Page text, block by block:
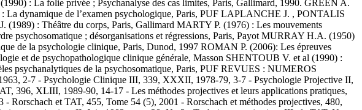
: La folie privée ; Psychanalyse des cas limites, Paris, Gallimard, 1990. GREEN A.
dynamique de l’examen psychologique, Paris, PUF LAPLANCHE J. , PONTALIS
: Théâtre du corps, Paris, Gallimard MARTY P. (1976) : Les mouvements
psychosomatique ; désorganisations et régressions, Paris, Payot MURRAY H.A. (1950)
de la psychologie clinique, Paris, Dunod, 1997 ROMAN P. (2006): Les épreuves
et de psychopathologique clinique générale, Masson SHENTOUB V. et al (1990) :
psychanalytiques de la psychosomatique, Paris, PUF REVUES : NUMEROS
2-7 - Psychologie Clinique III, 339, XXXII, 1978-79, 3-7 - Psychologie Projective II,
XLIII, 1989-90, 14-17 - Les méthodes projectives et leurs applications pratiques,
et TAT, 455, Tome 54 (5), 2001 - Rorschach et méthodes projectives, 480,